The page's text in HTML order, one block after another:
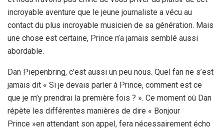
incroyable aventure que le jeune journaliste a vécu au
contact du plus incroyable musicien de sa génération. Mais
une chose est certaine, Prince n’a jamais semblé aussi
abordable.
Dan Piepenbring, c’est aussi un peu nous. Quel fan ne s’est
jamais dit « Si je devais parler à Prince, comment est ce
que je m’y prendrai la première fois ? ». Ce moment où Dan
répète les différentes manières de dire « Bonjour
Prince »en attendant son appel, fera nécessairement écho